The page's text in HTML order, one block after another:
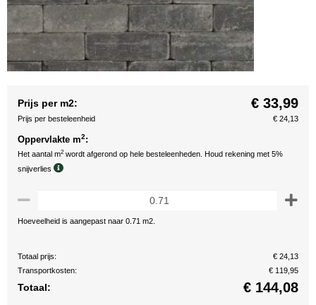
Prijs per m2: € 33,99
Prijs per besteleenheid € 24,13
Oppervlakte m2:
Het aantal m2 wordt afgerond op hele besteleenheden. Houd rekening met 5%
snijverlies
Hoeveelheid is aangepast naar 0.71 m2.
Totaal prijs:
€ 24,13
Transportkosten:
€ 119,95
Totaal: € 144,08